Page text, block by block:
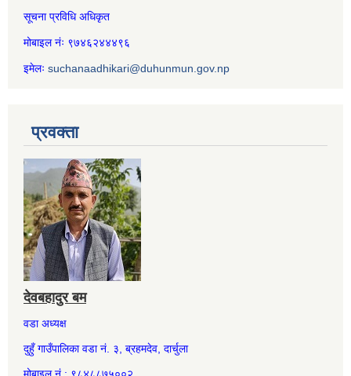
सूचना प्रविधि अधिकृत
मोबाइल नंः ९७४६२४४४९६
इमेलः suchanaadhikari@duhunmun.gov.np
प्रवक्ता
देवबहादुर बम
वडा अध्यक्ष
दुहुँ गाउँपालिका वडा नं. ३, ब्रहमदेव, दार्चुला